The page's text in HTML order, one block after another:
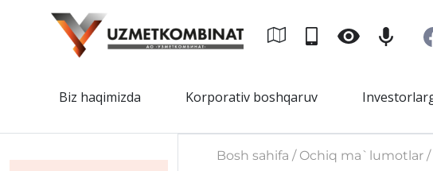
Biz haqimizda Korporativ boshqaruv
Bosh sahifa / Ochiq ma`lumotlar /